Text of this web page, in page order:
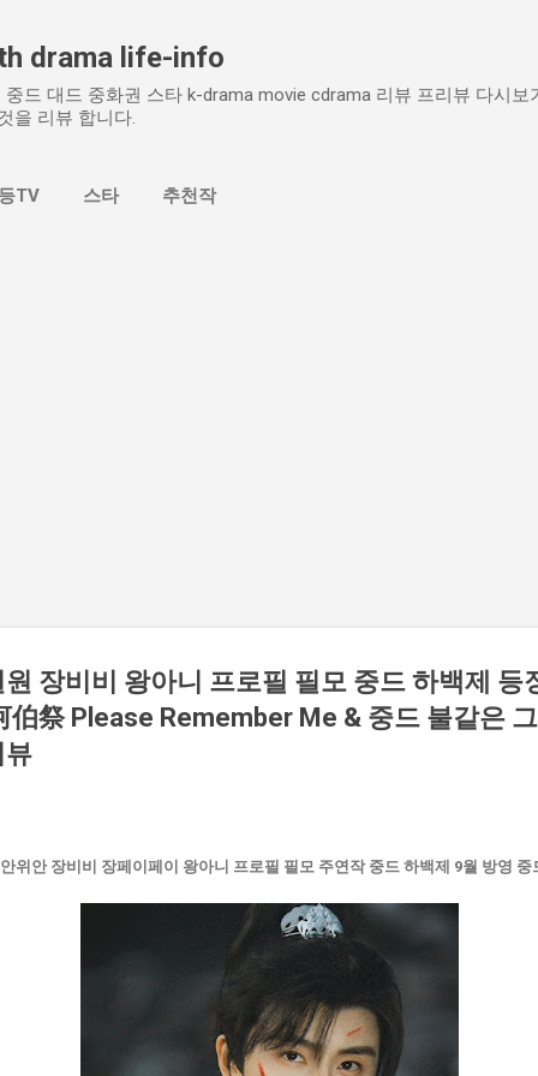
drama life-info
드 대드 중화권 스타 k-drama movie cdrama 리뷰 프리뷰 다시보
을 리뷰 합니다.
TV 스타 추천작
장비비 왕아니 프로필 필모 중드 하백제 등
伯祭 Please Remember Me & 중드 불같은
뷰
위안 장비비 장페이페이 왕아니 프로필 필모 주연작 중드 하백제 9월 방영 중